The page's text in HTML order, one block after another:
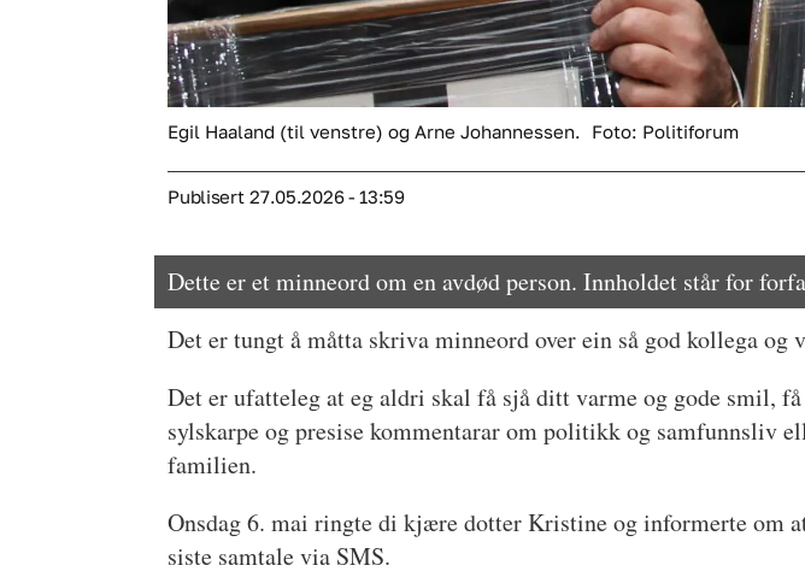
Egil Haaland (til venstre) og Arne Johannessen. Foto: Politiforum
Publisert 27.05.2026 - 13:59
Dette er et minneord om en avdød person. Innholdet står for
Det er tungt å måtta skriva minneord over ein så god kollega og
Det er ufatteleg at eg aldri skal få sjå ditt varme og gode smil,
sylskarpe og presise kommentarar om politikk og samfunnsliv
familien.
Onsdag 6. mai ringte di kjære dotter Kristine og informerte om
siste samtale via SMS.